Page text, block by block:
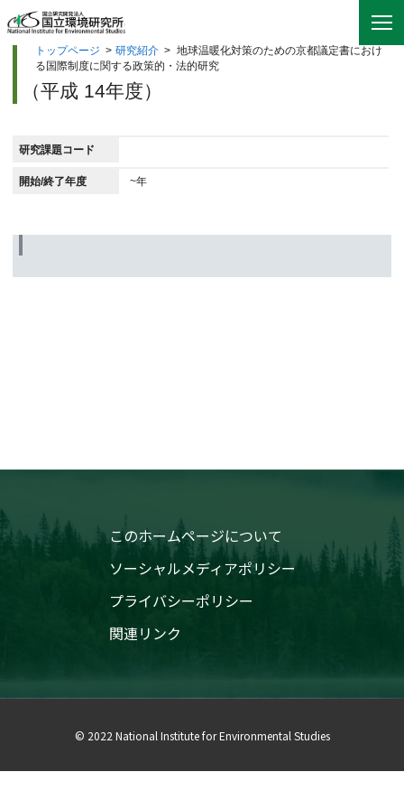
トップページ > 研究紹介 > 地球温暖化対策のための京都議定書におけ
る国際制度に関する政策的・法的研究
（平成 14年度）
研究課題コード
開始/終了年度 ~年
このホームページについて
ソーシャルメディアポリシー
プライバシーポリシー
関連リンク
© 2022 National Institute for Environmental Studies